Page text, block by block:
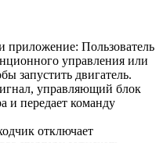
приложение: Пользователь
управления или
запустить двигатель.
управляющий блок
и передает команду
отключает